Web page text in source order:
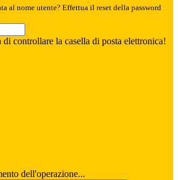
al nome utente? Effettua il reset della password
controllare la casella di posta elettronica!
dell'operazione...